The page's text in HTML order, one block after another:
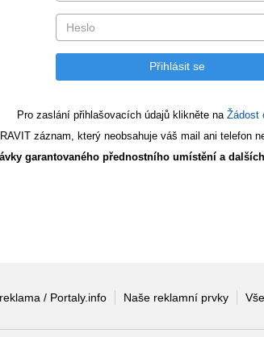
Pro zaslání přihlašovacích údajů klikněte na Žádost
záznam, který neobsahuje váš mail ani telefon
garantovaného přednostního umístění a
/ Portaly.info Naše reklamní prvky